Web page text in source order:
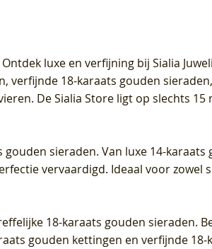
Ring LG1028Y -
met Lab grown
Blush Lab
-
Diamant
Oorknoppen
(14k) met Lab
Blush Lab
Geelgoud
Diamant
Oorknoppen
(14k) met Lab
Blush Lab
LG7033Y
grown
Ontdek luxe en verfijning bij Sialia
verfijnde 18-karaats gouden
De Sialia Store ligt op slechts
sieraden. Van luxe 14-
vervaardigd. Ideaal voor zowel
18-karaats gouden sieraden.
gouden kettingen en verfijnde